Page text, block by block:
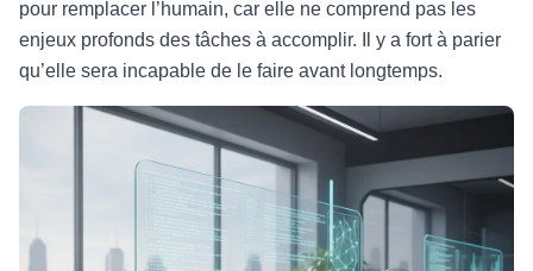
pour remplacer l’humain, car elle ne comprend pas les
enjeux profonds des tâches à accomplir. Il y a fort à parier
qu’elle sera incapable de le faire avant longtemps.